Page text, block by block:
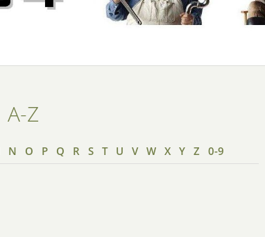
A-Z
N O P Q R S T U V W X Y Z 0-9